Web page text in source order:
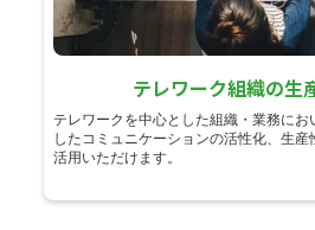
テレワーク組織の生
テレワークを中心とした組織・業務に
したコミュニケーションの活性化、生
活用いただけます。